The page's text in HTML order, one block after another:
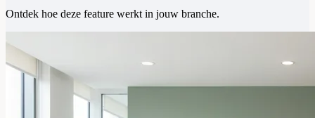
Ontdek hoe deze feature werkt in jouw branche.